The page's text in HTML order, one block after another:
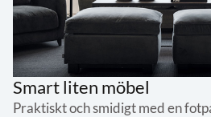
Smart liten möbel
Praktiskt och smidigt med en